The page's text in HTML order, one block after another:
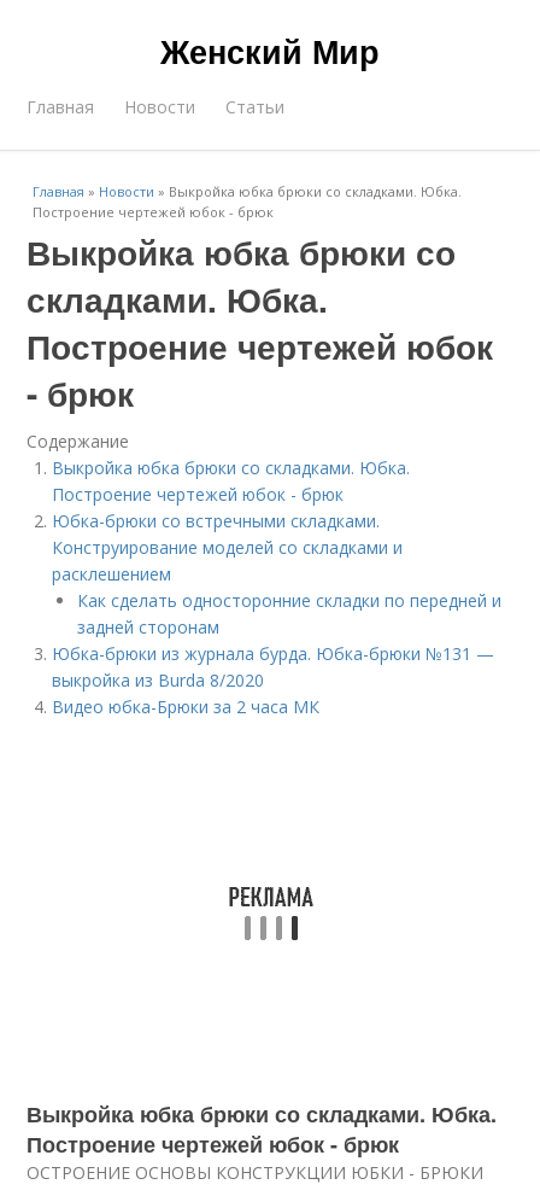
Женский Мир
Главная Новости Статьи
Главная » Новости » Выкройка юбка брюки со складками. Юбка.
Построение чертежей юбок - брюк
Выкройка юбка брюки со
складками. Юбка.
Построение чертежей юбок
- брюк
Содержание
Выкройка юбка брюки со складками. Юбка.
Построение чертежей юбок - брюк
Юбка-брюки со встречными складками.
Конструирование моделей со складками и
расклешением
Как сделать односторонние складки по передней и
задней сторонам
Юбка-брюки из журнала бурда. Юбка-брюки №131 —
выкройка из Burda 8/2020
Видео юбка-Брюки за 2 часа МК
Выкройка юбка брюки со складками. Юбка.
Построение чертежей юбок - брюк
ОСТРОЕНИЕ ОСНОВЫ КОНСТРУКЦИИ ЮБКИ - БРЮКИ